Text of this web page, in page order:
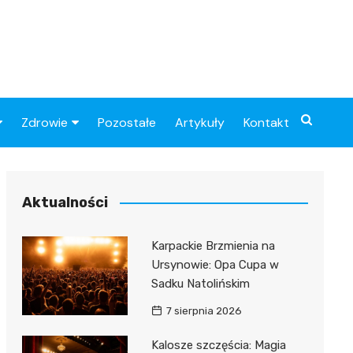
Zdrowie
Przychodnie
Apteki
Pozostałe Artykuły Kontakt
Aktualności
Karpackie Brzmienia na
Ursynowie: Opa Cupa w
Sadku Natolińskim
7 sierpnia 2026
Kalosze szczęścia: Magia